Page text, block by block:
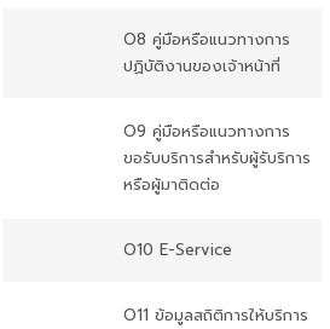
O8 คู่มือหรือแนวทางการ
ปฏิบัติงานของเจ้าหน้าที่
O9 คู่มือหรือแนวทางการ
ขอรับบริการสำหรับผู้รับริการ
หรือผู้มาติดต่อ
O10 E-Service
O11 ข้อมูลสถิติการให้บริการ